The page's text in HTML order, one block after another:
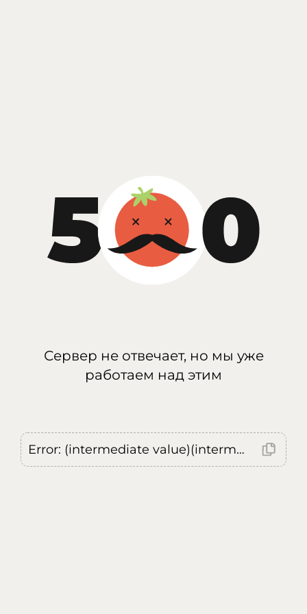
Сервер не отвечает, но мы уже
работаем над этим
Error: (intermediate value)(intermediate value)(intermediate value).replaceAll is not a function